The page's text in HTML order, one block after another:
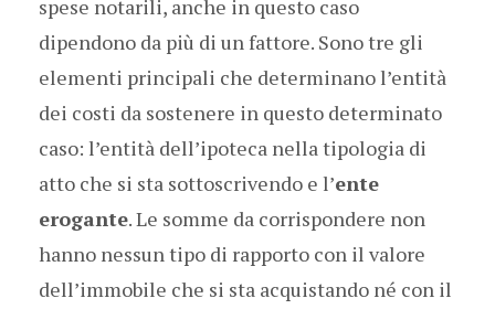
spese notarili, anche in questo caso
dipendono da più di un fattore. Sono tre gli
elementi principali che determinano l’entità
dei costi da sostenere in questo determinato
caso: l’entità dell’ipoteca nella tipologia di
atto che si sta sottoscrivendo e l’ente
erogante. Le somme da corrispondere non
hanno nessun tipo di rapporto con il valore
dell’immobile che si sta acquistando né con il